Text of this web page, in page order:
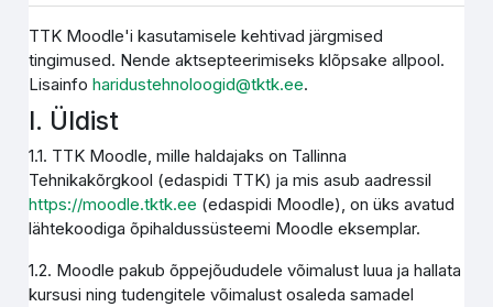
TTK Moodle'i kasutamisele kehtivad järgmised
tingimused. Nende aktsepteerimiseks klõpsake allpool.
Lisainfoharidustehnoloogid@tktk.ee.
I. Üldist
1.1. TTK Moodle, mille haldajaks on Tallinna
Tehnikakõrgkool (edaspidi TTK) ja mis asub aadressil
https://moodle.tktk.ee (edaspidi Moodle), on üks avatud
lähtekoodiga õpihaldussüsteemi Moodle eksemplar.
1.2. Moodle pakub õppejõududele võimalust luua ja hallata
kursusi ning tudengitele võimalust osaleda samadel